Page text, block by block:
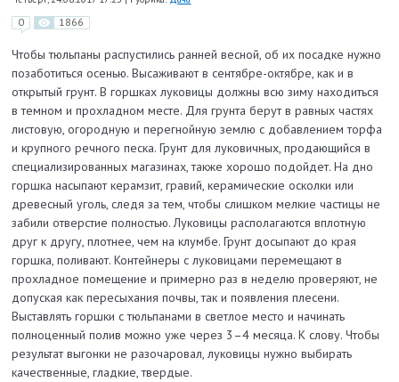
0 1866
Чтобы тюльпаны распустились ранней весной, об их посадке нужно
позаботиться осенью. Высаживают в сентябре-октябре, как и в
открытый грунт. В горшках луковицы должны всю зиму находиться
в темном и прохладном месте. Для грунта берут в равных частях
листовую, огородную и перегнойную землю с добавлением торфа
и крупного речного песка. Грунт для луковичных, продающийся в
специализированных магазинах, также хорошо подойдет. На дно
горшка насыпают керамзит, гравий, керамические осколки или
древесный уголь, следя за тем, чтобы слишком мелкие частицы не
забили отверстие полностью. Луковицы располагаются вплотную
друг к другу, плотнее, чем на клумбе. Грунт досыпают до края
горшка, поливают. Контейнеры с луковицами перемещают в
прохладное помещение и примерно раз в неделю проверяют, не
допуская как пересыхания почвы, так и появления плесени.
Выставлять горшки с тюльпанами в светлое место и начинать
полноценный полив можно уже через 3–4 месяца. К слову. Чтобы
результат выгонки не разочаровал, луковицы нужно выбирать
качественные, гладкие, твердые.